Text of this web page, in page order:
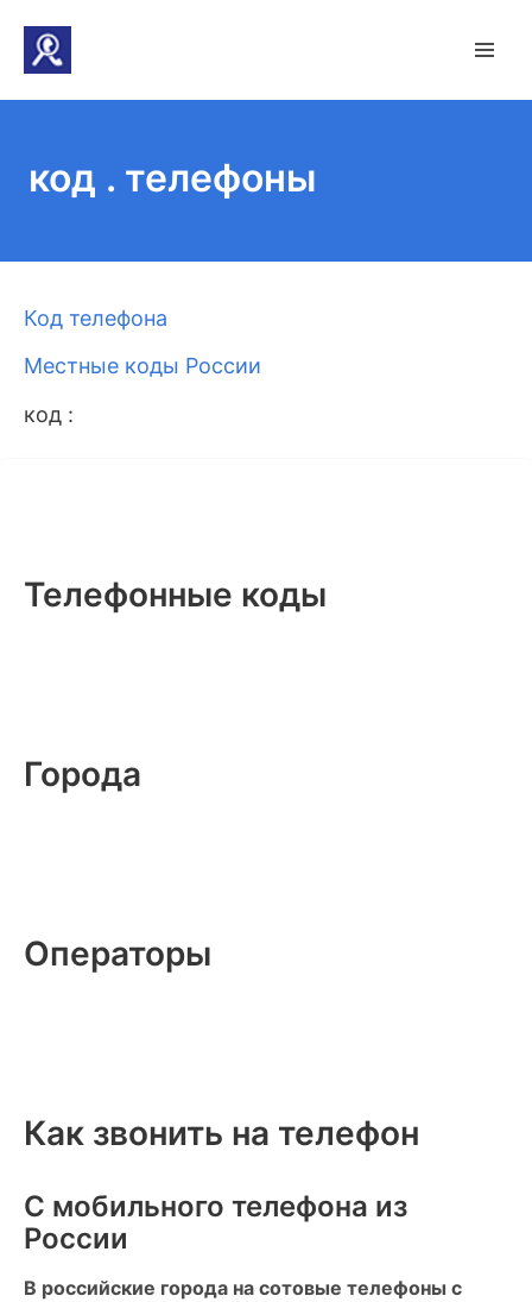
код . телефоны
Код телефона
Местные коды России
код :
Телефонные коды
Города
Операторы
Как звонить на телефон
С мобильного телефона из
России
В российские города на сотовые телефоны с